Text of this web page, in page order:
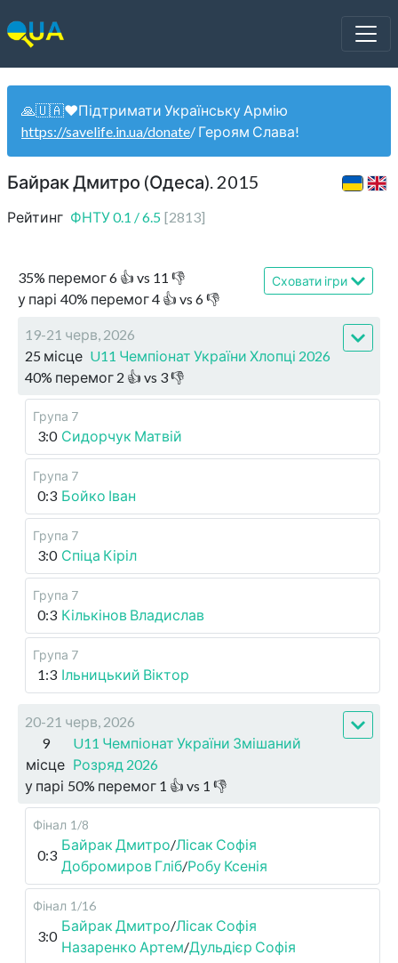
🙏🇺🇦❤️Підтримати Українську Армію
https://savelife.in.ua/donate/ Героям Слава!
Байрак Дмитро (Одеса). 2015
Рейтинг ФНТУ0.1 /6.5 [2813]
35% перемог6 👍 vs 11 👎
у парі 40% перемог4 👍 vs 6👎
Сховати ігри
19-21 черв, 2026
25 місце U11 Чемпіонат України Хлопці 2026
40% перемог 2 👍 vs 3👎
Група 7
3:0 Сидорчук Матвій
Група 7
0:3 Бойко Іван
Група 7
3:0 Спіца Кіріл
Група 7
0:3 Кількінов Владислав
Група 7
1:3 Ільницький Віктор
20-21 черв, 2026
9
місце
U11 Чемпіонат України Змішаний
Розряд 2026
у парі 50% перемог 1 👍 vs 1 👎
Фінал 1/8
0:3
Байрак Дмитро/Лісак Софія
Добромиров Гліб/Робу Ксенія
Фінал 1/16
3:0
Байрак Дмитро/Лісак Софія
Назаренко Артем/Дульдієр Софія